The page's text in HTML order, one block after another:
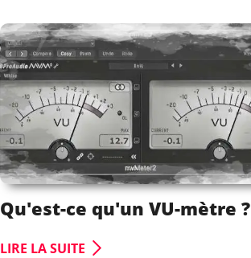
Qu'est-ce qu'un VU-mètre ?
LIRE LA SUITE